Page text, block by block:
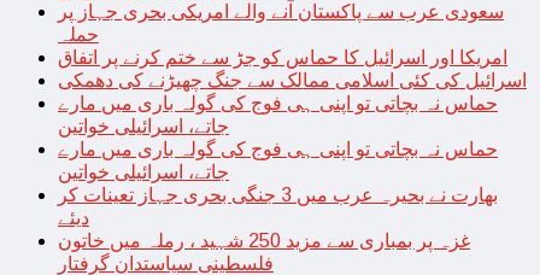
سعودی عرب سے پاکستان آنے والے امریکی بحری جہاز پر
حملہ
امریکا اور اسرائیل کا حماس کو جڑ سے ختم کرنے پر اتفاق
اسرائیل کی کئی اسلامی ممالک سے جنگ چھیڑنے کی دھمکی
حماس نہ بچاتی تو اپنی ہی فوج کی گولہ باری میں مارے
جاتے، اسرائیلی خواتین
حماس نہ بچاتی تو اپنی ہی فوج کی گولہ باری میں مارے
جاتے، اسرائیلی خواتین
بھارت نے بحیرہ عرب میں 3 جنگی بحری جہاز تعینات کر
دیئے
غزہ پر بمباری سے مزید 250 شہید ، رملہ میں خاتون
فلسطینی سیاستدان گرفتار